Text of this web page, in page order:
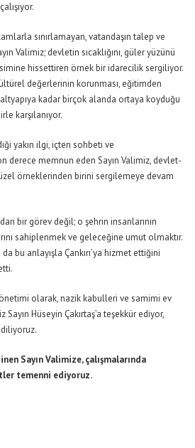
sınırlamayan, vatandaşın talep ve
Valimiz; devletin sıcaklığını, güler yüzünü
hissettiren örnek bir idarecilik sergiliyor.
değerlerinin korunması, eğitimden
kadar birçok alanda ortaya koyduğu
karşılanıyor.
yakın ilgi, içten sohbeti ve
derece memnun eden Sayın Valimiz, devlet-
örneklerinden birini sergilemeye devam
bir görev değil; o şehrin insanlarının
sahiplenmek ve geleceğine umut olmaktır.
da bu anlayışla Çankırı’ya hizmet ettiğini
olarak, nazik kabulleri ve samimi ev
Sayın Hüseyin Çakırtaş’a teşekkür ediyor,
Sayın Valimize, çalışmalarında
temenni ediyoruz.